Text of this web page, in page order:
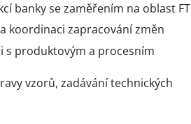
banky se zaměřením na oblast FT
koordinaci zapracování změn
s produktovým a procesním
vzorů, zadávání technických